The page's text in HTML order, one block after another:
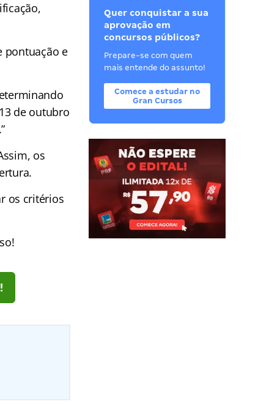
pontuação e
de outubro
os
os critérios
Quer conquistar a sua
aprovação em
concursos públicos?
Prepare-se com quem
mais entende do assunto!
Comece a estudar no
Gran Cursos